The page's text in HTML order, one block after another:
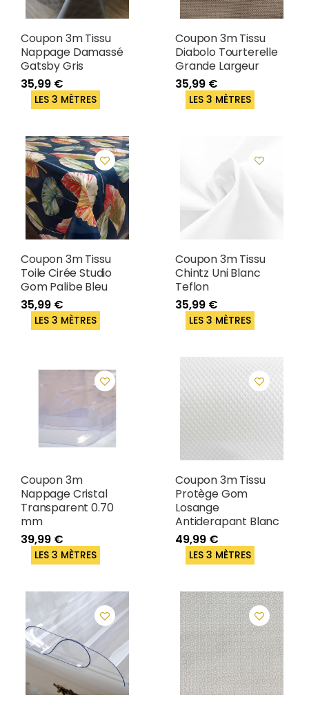
Coupon 3m Tissu
Nappage Damassé
Gatsby Gris
35,99 €
LES 3 MÈTRES
Coupon 3m Tissu
Diabolo Tourterelle
Grande Largeur
35,99 €
LES 3 MÈTRES
Coupon 3m Tissu
Toile Cirée Studio
Gom Palibe Bleu
35,99 €
LES 3 MÈTRES
Coupon 3m Tissu
Chintz Uni Blanc
Teflon
35,99 €
LES 3 MÈTRES
Coupon 3m
Nappage Cristal
Transparent 0.70
mm
39,99 €
LES 3 MÈTRES
Coupon 3m Tissu
Protège Gom
Losange
Antiderapant Blanc
49,99 €
LES 3 MÈTRES